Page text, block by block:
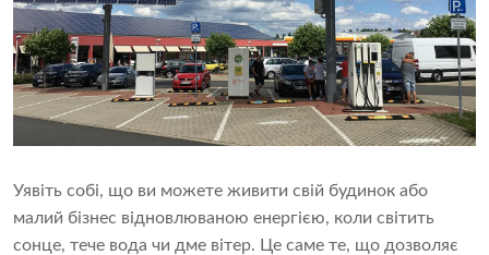
Уявіть собі, що ви можете живити свій будинок або
малий бізнес відновлюваною енергією, коли світить
сонце, тече вода чи дме вітер. Це саме те, що дозволяє